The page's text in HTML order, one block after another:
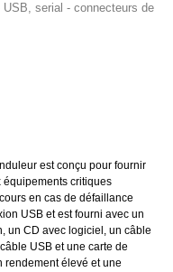
serial - connecteurs de
est conçu pour fournir
critiques
en cas de défaillance
USB et est fourni avec un
un CD avec logiciel, un câble
USB et une carte de
rendement élevé et une